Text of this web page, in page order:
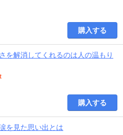
購入する
を解消してくれるのは人の温もり
購入する
を見た思い出とは